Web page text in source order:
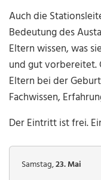
Auch die
Bedeutung des
Eltern wissen, was
und gut vorbereitet.
Eltern bei der
Fachwissen,
Der Eintritt ist frei.
Samstag,23. Mai